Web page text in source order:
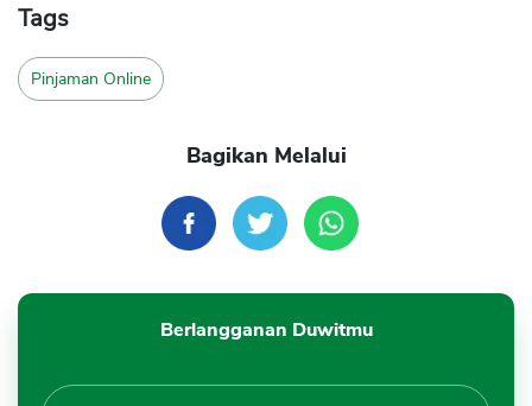
Tags
Pinjaman Online
Bagikan Melalui
Berlangganan Duwitmu